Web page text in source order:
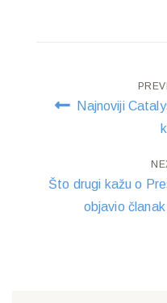
PostNajnoviji
Što drugi kažu o
objavio